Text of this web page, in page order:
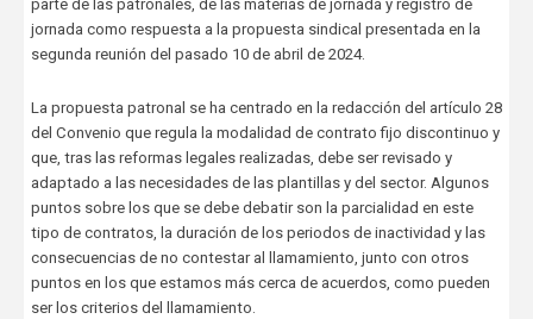
parte de las patronales, de las materias de jornada y registro de
jornada como respuesta a la propuesta sindical presentada en la
segunda reunión del pasado 10 de abril de 2024.
La propuesta patronal se ha centrado en la redacción del artículo 28
del Convenio que regula la modalidad de contrato fijo discontinuo y
que, tras las reformas legales realizadas, debe ser revisado y
adaptado a las necesidades de las plantillas y del sector. Algunos
puntos sobre los que se debe debatir son la parcialidad en este
tipo de contratos, la duración de los periodos de inactividad y las
consecuencias de no contestar al llamamiento, junto con otros
puntos en los que estamos más cerca de acuerdos, como pueden
ser los criterios del llamamiento.